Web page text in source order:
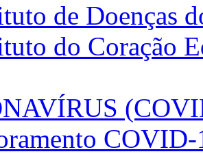
de Doenças
do Coração
COVID-